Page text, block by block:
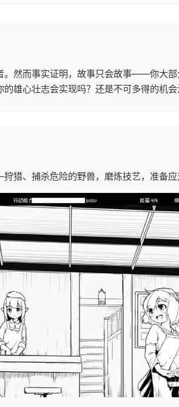
然而事实证明，故事只会故事——你大
心壮志会实现吗？还是不可多得的机
猎、捕杀危险的野兽，磨炼技艺，准备